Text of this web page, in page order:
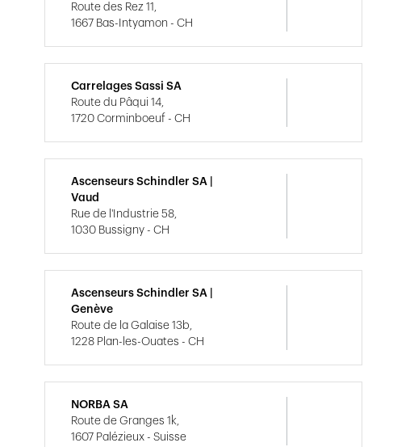
Route des Rez 11,
1667 Bas-Intyamon - CH
Carrelages Sassi SA
Route du Pâqui 14,
1720 Corminboeuf - CH
Ascenseurs Schindler SA |
Vaud
Rue de l'Industrie 58,
1030 Bussigny - CH
Ascenseurs Schindler SA |
Genève
Route de la Galaise 13b,
1228 Plan-les-Ouates - CH
NORBA SA
Route de Granges 1k,
1607 Palézieux - Suisse